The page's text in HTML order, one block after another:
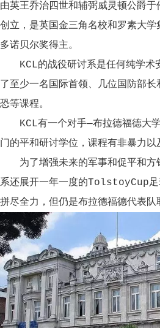
由英王乔治四世和辅弼威灵顿公爵
创立，是英国金三角名校和罗素大
多诺贝尔奖得主。
KCL的战役研讨系是任何纯学术
了至少一名国际首领、几位国防部
恐等课程。
KCL有一个对手—布拉德福德大学
门的平和研讨学位，课程有非暴力以
为了增强未来的军事和促平和方
系还展开一年一度的TolstoyCup足
拼尽全力，但仍是布拉德福德代表队